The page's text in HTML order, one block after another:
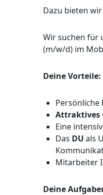
Dazu bieten
Wir suchen für
(m/w/d) im
Deine Vorteile:
Persönliche
Attraktives
Eine
Das DU als
Mitarbeiter
Deine